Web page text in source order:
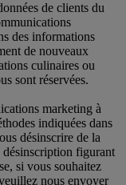
de clients du
des informations
de nouveaux
culinaires ou
sont réservées.
marketing à
indiquées dans
désinscrire de la
figurant
si vous souhaitez
nous envoyer